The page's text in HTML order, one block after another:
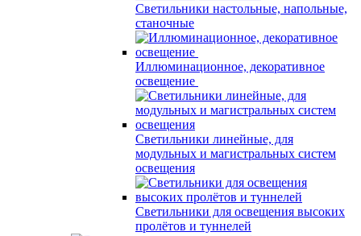
Светильники настольные, напольные,
станочные
Иллюминационное, декоративное
освещение
Светильники линейные, для
модульных и магистральных систем
освещения
Светильники для освещения высоких
пролётов и туннелей